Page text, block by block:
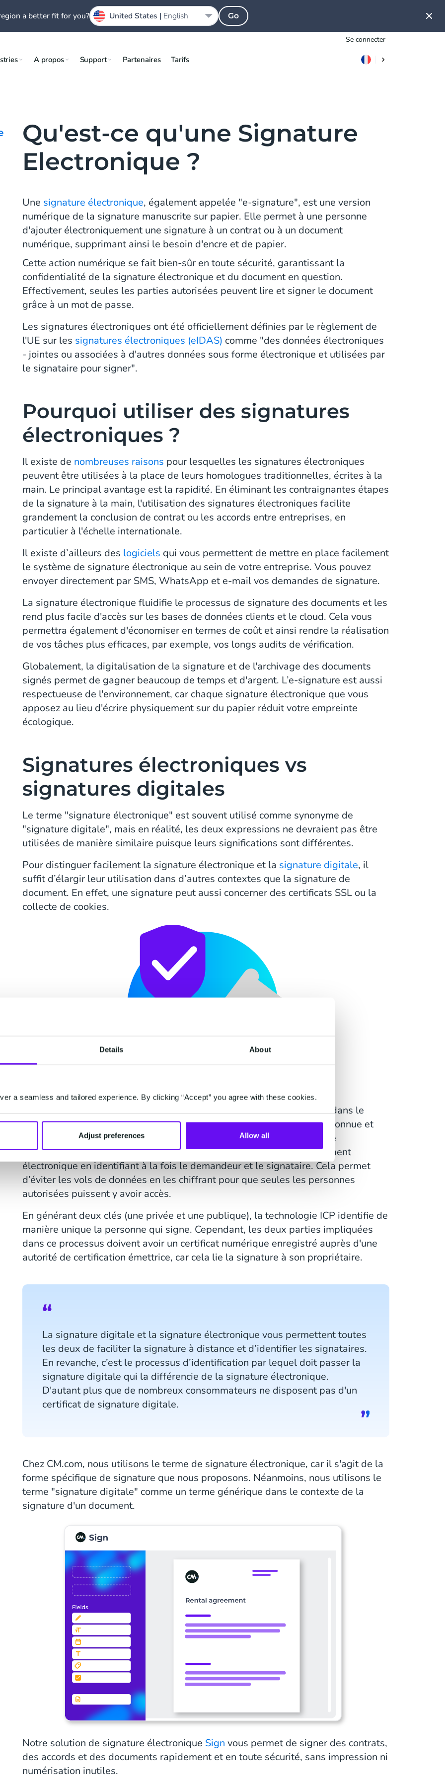
Details About
a seamless and tailored experience. By clicking “Accept” you agree with these cookies.
Adjust preferences Allow all
Se connecter
A propos Support Partenaires Tarifs
Qu'est-ce qu'une Signature
Electronique ?
Une signature électronique, également appelée "e-signature", est une version
numérique de la signature manuscrite sur papier. Elle permet à une personne
d'ajouter électroniquement une signature à un contrat ou à un document
numérique, supprimant ainsi le besoin d'encre et de papier.
Cette action numérique se fait bien-sûr en toute sécurité, garantissant la
confidentialité de la signature électronique et du document en question.
Effectivement, seules les parties autorisées peuvent lire et signer le document
grâce à un mot de passe.
Les signatures électroniques ont été officiellement définies par le règlement de
l'UE sur les signatures électroniques (eIDAS) comme "des données électroniques
- jointes ou associées à d'autres données sous forme électronique et utilisées par
le signataire pour signer".
Pourquoi utiliser des signatures
électroniques ?
Il existe de nombreuses raisons pour lesquelles les signatures électroniques
peuvent être utilisées à la place de leurs homologues traditionnelles, écrites à la
main. Le principal avantage est la rapidité. En éliminant les contraignantes étapes
de la signature à la main, l'utilisation des signatures électroniques facilite
grandement la conclusion de contrat ou les accords entre entreprises, en
particulier à l'échelle internationale.
Il existe d’ailleurs des logiciels qui vous permettent de mettre en place facilement
le système de signature électronique au sein de votre entreprise. Vous pouvez
envoyer directement par SMS, WhatsApp et e-mail vos demandes de signature.
La signature électronique fluidifie le processus de signature des documents et les
rend plus facile d'accès sur les bases de données clients et le cloud. Cela vous
permettra également d'économiser en termes de coût et ainsi rendre la réalisation
de vos tâches plus efficaces, par exemple, vos longs audits de vérification.
Globalement, la digitalisation de la signature et de l'archivage des documents
signés permet de gagner beaucoup de temps et d'argent. L’e-signature est aussi
respectueuse de l'environnement, car chaque signature électronique que vous
apposez au lieu d'écrire physiquement sur du papier réduit votre empreinte
écologique.
Signatures électroniques vs
signatures digitales
Le terme "signature électronique" est souvent utilisé comme synonyme de
"signature digitale", mais en réalité, les deux expressions ne devraient pas être
utilisées de manière similaire puisque leurs significations sont différentes.
Pour distinguer facilement la signature électronique et la signature digitale, il
suffit d’élargir leur utilisation dans d’autres contextes que la signature de
document. En effet, une signature peut aussi concerner des certificats SSL ou la
collecte de cookies.
En effet, les signatures digitales intègrent un code numérique crypté dans le
processus de signature afin de vérifier qu'il a été créé par une source connue et
qu'il n'a pas été modifié. C'est ce qu'on appelle une infrastructure à clé
personnelle ou "ICP". Cette méthode garantit l'authenticité d'un document
électronique en identifiant à la fois le demandeur et le signataire. Cela permet
d’éviter les vols de données en les chiffrant pour que seules les personnes
autorisées puissent y avoir accès.
En générant deux clés (une privée et une publique), la technologie ICP identifie de
manière unique la personne qui signe. Cependant, les deux parties impliquées
dans ce processus doivent avoir un certificat numérique enregistré auprès d'une
autorité de certification émettrice, car cela lie la signature à son propriétaire.
La signature digitale et la signature électronique vous permettent toutes
les deux de faciliter la signature à distance et d’identifier les signataires.
En revanche, c’est le processus d’identification par lequel doit passer la
signature digitale qui la différencie de la signature électronique.
D'autant plus que de nombreux consommateurs ne disposent pas d'un
certificat de signature digitale.
Chez CM.com, nous utilisons le terme de signature électronique, car il s'agit de la
forme spécifique de signature que nous proposons. Néanmoins, nous utilisons le
terme "signature digitale" comme un terme générique dans le contexte de la
signature d'un document.
Notre solution de signature électronique Sign vous permet de signer des contrats,
des accords et des documents rapidement et en toute sécurité, sans impression ni
numérisation inutiles.
a better fit for you? United States | English Go